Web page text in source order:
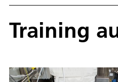
Training